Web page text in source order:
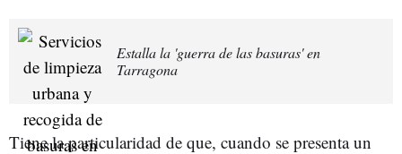
Estalla la 'guerra de las basuras' en
Tarragona
Tiene la particularidad de que, cuando se presenta un